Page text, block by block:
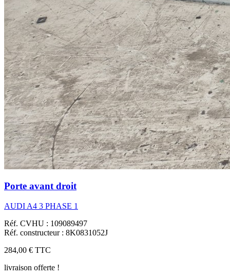
Porte avant droit
AUDI A4 3 PHASE 1
Réf. CVHU : 109089497
Réf. constructeur : 8K0831052J
284,00 € TTC
livraison offerte !